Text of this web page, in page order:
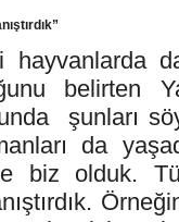
hayvanlarda
belirten
şunları
da
biz olduk.